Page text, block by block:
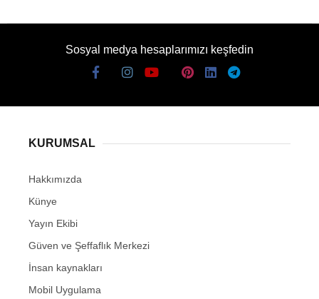
Sosyal medya hesaplarımızı keşfedin
KURUMSAL
Hakkımızda
Künye
Yayın Ekibi
Güven ve Şeffaflık Merkezi
İnsan kaynakları
Mobil Uygulama